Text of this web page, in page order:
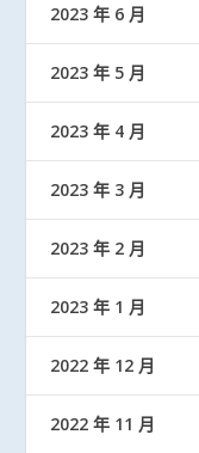
2023 年 6 月
2023 年 5 月
2023 年 4 月
2023 年 3 月
2023 年 2 月
2023 年 1 月
2022 年 12 月
2022 年 11 月